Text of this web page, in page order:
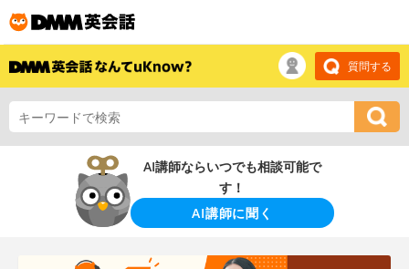
質問する
AI講師ならいつでも相談可能で
す！
AI講師に聞く